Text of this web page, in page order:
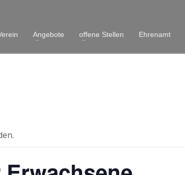
Angebote offene Stellen Ehrenamt